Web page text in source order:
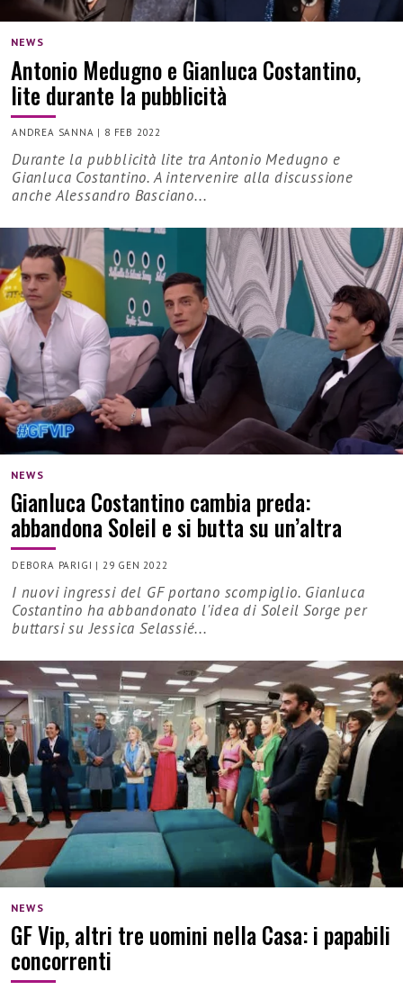
NEWS
Antonio Medugno e Gianluca Costantino,
lite durante la pubblicità
ANDREA SANNA | 8 FEB 2022
Durante la pubblicità lite tra Antonio Medugno e
Gianluca Costantino. A intervenire alla discussione
anche Alessandro Basciano...
NEWS
Gianluca Costantino cambia preda:
abbandona Soleil e si butta su un’altra
DEBORA PARIGI | 29 GEN 2022
I nuovi ingressi del GF portano scompiglio. Gianluca
Costantino ha abbandonato l'idea di Soleil Sorge per
buttarsi su Jessica Selassié...
NEWS
GF Vip, altri tre uomini nella Casa: i papabili
concorrenti